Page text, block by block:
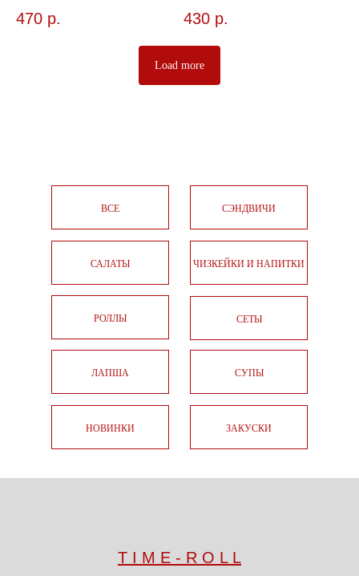
470 р. 430 р.
Load more
ВСЕ
СЕТЫ
РОЛЛЫ
САЛАТЫ
СУПЫ
СЭНДВИЧИ
ЛАПША
ЗАКУСКИ
ЧИЗКЕЙКИ И НАПИТКИ
НОВИНКИ
T I M E - R O L L